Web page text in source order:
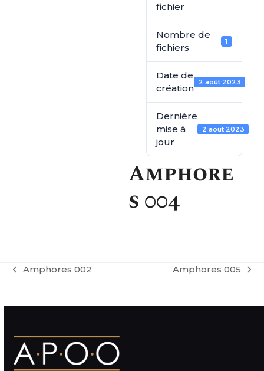
fichier
Nombre de
fichiers
1
Date de
création
2 août 2023
Dernière
mise à
jour
2 août 2023
Amphore
s 004
previous
Amphores 002
next
Amphores 005